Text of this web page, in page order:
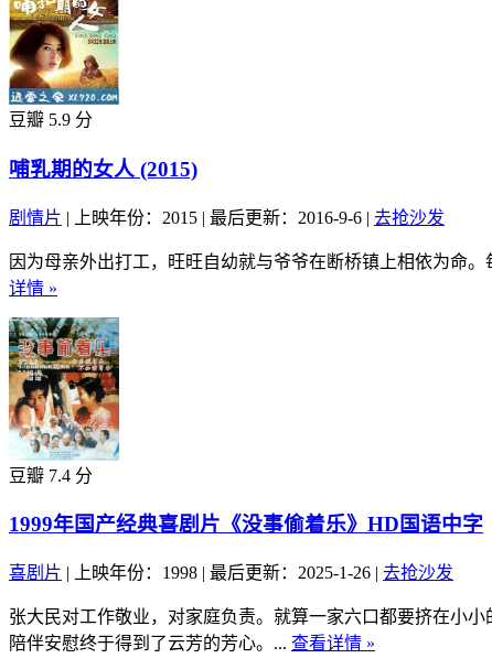
豆瓣 5.9 分
哺乳期的女人 (2015)
剧情片 | 上映年份：2015 | 最后更新：2016-9-6 | 去抢沙发
因为母亲外出打工，旺旺自幼就与爷爷在断桥镇上相依为命
详情 »
豆瓣 7.4 分
1999年国产经典喜剧片《没事偷着乐》HD国语中字
喜剧片 | 上映年份：1998 | 最后更新：2025-1-26 | 去抢沙发
张大民对工作敬业，对家庭负责。就算一家六口都要挤在小
陪伴安慰终于得到了云芳的芳心。... 查看详情 »